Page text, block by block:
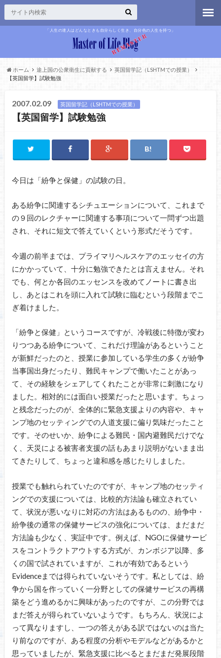
「人生の達人はどんなときも自分らしく生き、自分色の人生を持つ」
ホーム 途上国の公衆衛生に貢献する
英国留学記（LSHTMでの授業）
【英国留学】試験勉強
2007.02.09 英国留学記（LSHTMでの授業）
【英国留学】試験勉強
今日は「紛争と保健」の試験の日。
ある紛争に関連するシチュエーションについて、これまで
の９回のレクチャーに関連する事項について一問ずつ出題
され、それに短文で答えていくという形式だそうです。
今週の前半までは、プライマリヘルスケアのエッセイの方
にかかっていて、十分に勉強できたとは言えません。それ
でも、何とか各回のエッセンスを改めてノートに書き出
し、あとはこれを頭に入れて試験に臨むという段階までこ
ぎ着けました。
「紛争と保健」というコースですが、冷戦後に特徴が変わ
りつつある紛争について、これだけ理論があるということ
が新鮮だったのと、授業に参加している学生の多くが紛争
当事国出身だったり、難民キャンプで働いたことがあっ
て、その経験をシェアしてくれたことが非常に刺激になり
ました。相対的には面白い授業だったと思います。ちょっ
と残念だったのが、全体的に緊急支援よりの内容や、キャ
ンプ地のセッティングでの人道支援に偏り気味だったこと
です。そのせいか、紛争による難民・国内避難民だけでな
く、天災による被害者支援の話もあまり説明がないまま出
てきたりして、ちょっと違和感を感じたりしました。
授業でも触れられていたのですが、キャンプ地のセッティ
ングでの支援については、比較的方法論も確立されてい
て、状況が悪いなりに対応の方法はあるものの、紛争中・
紛争後の通常の保健サービスの強化については、まだまだ
方法論も少なく、実証中です。例えば、NGOに保健サービ
スをコントラクトアウトする方式が、カンボジア以降、多
くの国で試されていますが、これが有効であるという
Evidenceまでは得られていないそうです。私としては、紛
争から国を作っていく一分野としての保健サービスの再構
築をどう進めるかに興味があったのですが、この分野では
まだ答えが得られていないようです。もちろん、状況によ
って異なりますし、一つの答えがある訳ではないのは当た
り前なのですが、ある程度の分析やモデルなどがあるかと
思っていましたが、緊急支援に比べるとまだまだ発展段階